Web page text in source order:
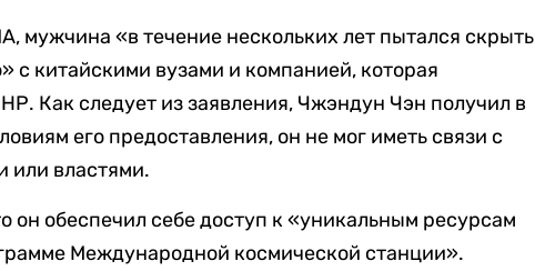
«в течение нескольких лет пытался скрыть
с китайскими вузами и компанией, которая
Как следует из заявления, Чжэндун Чэн получил в
его предоставления, он не мог иметь связи с
или властями.
он обеспечил себе доступ к «уникальным ресурсам
Международной космической станции».